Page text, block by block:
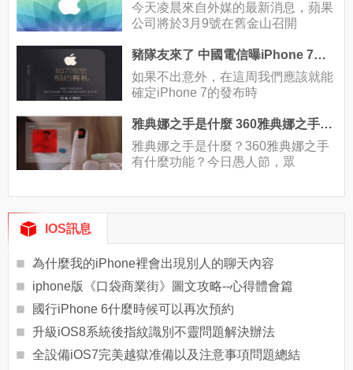
今天凌晨來自外媒的最新消息，蘋果
公司將於3月9號在舊金山召開
豬隊友來了 中國電信曝iPhone 7新功能
如果不出意外，在這周我們應該就能
確定iPhone 7的發布時
雅典娜之手是什麼 360雅典娜之手有什麼功能
雅典娜之手是什麼？360雅典娜之手
有什麼功能？今日愚人節，眾
IOS訊息
為什麼我的iPhone裡會出現別人的聊天內容
iphone版《口袋商業街》圖文攻略--心得體會篇
國行iPhone 6什麼時候可以再次預約
升級iOS8系統後指紋識別不靈問題解決辦法
全設備iOS7完美越獄准備以及注意事項問題總結